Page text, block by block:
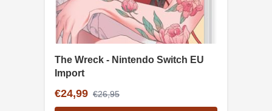
The Wreck - Nintendo Switch EU
Import
€24,99 €26,95